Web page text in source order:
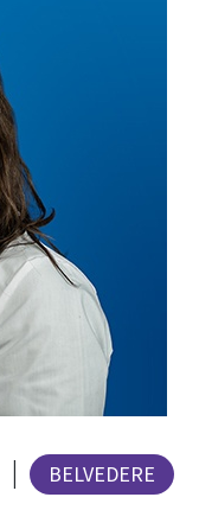
| BELVEDERE